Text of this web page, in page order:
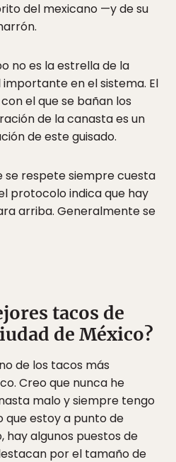
del mexicano —y de su
no es la estrella de la
en el sistema. El
el que se bañan los
de la canasta es un
de este guisado.
se respete siempre cuesta
protocolo indica que hay
arriba. Generalmente se
tacos de
de México?
de los tacos más
Creo que nunca he
malo y siempre tengo
que estoy a punto de
hay algunos puestos de
por el tamaño de